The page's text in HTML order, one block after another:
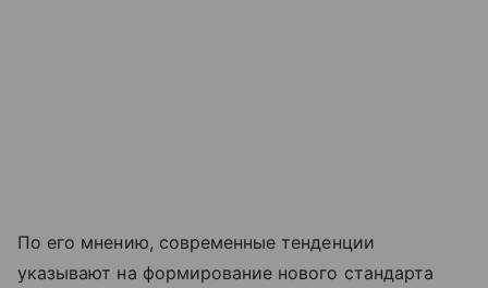
По его мнению, современные тенденции
указывают на формирование нового стандарта